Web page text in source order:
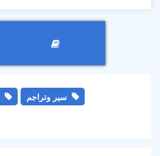
سير وتراجم